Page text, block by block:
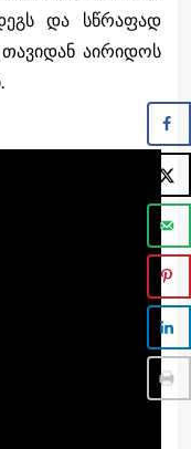
და სწრაფად
აირიდოს